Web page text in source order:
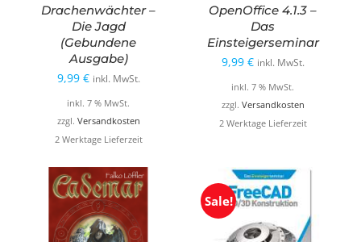
Drachenwächter –
Die Jagd
(Gebundene
Ausgabe)
9,99 € inkl. MwSt.
inkl. 7 % MwSt.
zzgl. Versandkosten
2 Werktage Lieferzeit
OpenOffice 4.1.3 –
Das
Einsteigerseminar
9,99 € inkl. MwSt.
inkl. 7 % MwSt.
zzgl. Versandkosten
2 Werktage Lieferzeit
Sale!